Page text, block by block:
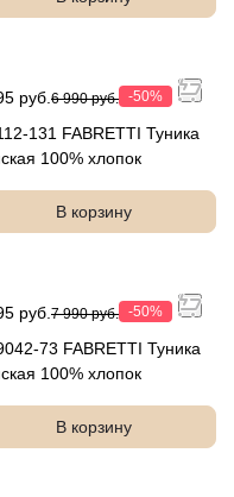
руб. 6 990 руб. -50%
131 FABRETTI Туника
100% хлопок
В корзину
руб. 7 990 руб. -50%
73 FABRETTI Туника
100% хлопок
В корзину